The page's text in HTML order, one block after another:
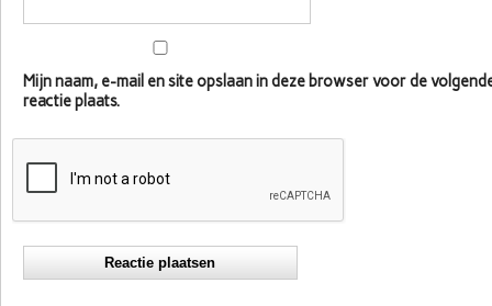
Mijn naam, e-mail en site opslaan in deze browser voor de
reactie plaats.